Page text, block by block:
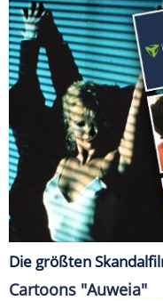
Die größten
Cartoons "Auweia"